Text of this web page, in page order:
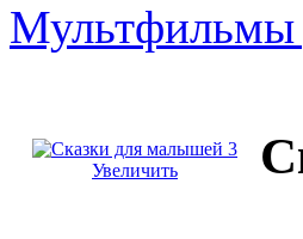
Мультфильмы
Увеличить